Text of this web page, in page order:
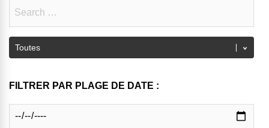
FILTRER PAR PLAGE DE DATE :